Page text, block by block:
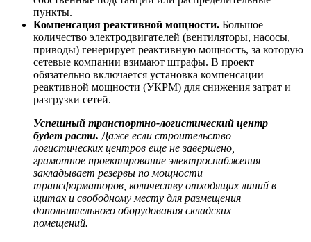
пункты.
Компенсация реактивной мощности. Большое
количество электродвигателей (вентиляторы, насосы,
приводы) генерирует реактивную мощность, за которую
сетевые компании взимают штрафы. В проект
обязательно включается установка компенсации
реактивной мощности (УКРМ) для снижения затрат и
разгрузки сетей.
Успешный транспортно-логистический центр
будет расти. Даже если строительство
логистических центров еще не завершено,
грамотное проектирование электроснабжения
закладывает резервы по мощности
трансформаторов, количеству отходящих линий в
щитах и свободному месту для размещения
дополнительного оборудования складских
помещений.